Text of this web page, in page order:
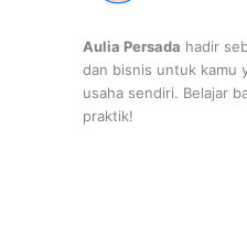
Aulia Persada hadir
dan bisnis untuk kamu
usaha sendiri. Belajar
praktik!